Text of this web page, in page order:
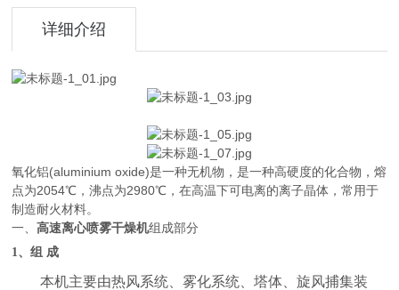
详细介绍
氧化铝(aluminium oxide)是一种无机物，是一种高硬度的化合物，熔
点为2054℃，沸点为2980℃，在高温下可电离的离子晶体，常用于
制造耐火材料。
一、高速离心喷雾干燥机组成部分
1、组 成
本机主要由热风系统、雾化系统、塔体、旋风捕集装